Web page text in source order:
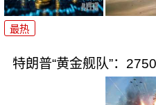
最热
特朗普“黄金舰队”：